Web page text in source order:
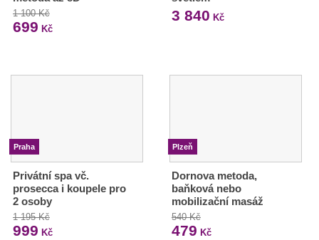
1 100 Kč
699 Kč
3 840 Kč
Praha
Privátní spa vč.
prosecca i koupele pro
2 osoby
1 195 Kč
999 Kč
Plzeň
Dornova metoda,
baňková nebo
mobilizační masáž
540 Kč
479 Kč